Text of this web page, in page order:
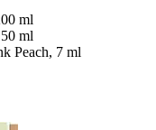
ml
ml
Peach, 7 ml